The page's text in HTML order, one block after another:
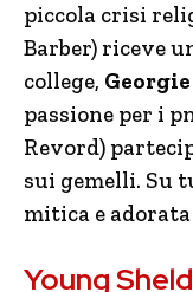
piccola crisi
Barber) riceve
college, Georgie
passione per i
Revord)
sui gemelli. Su
mitica e
Young